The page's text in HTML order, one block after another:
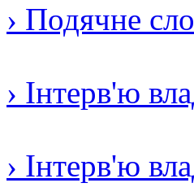
› Подячне
› Інтерв'ю
› Інтерв'ю